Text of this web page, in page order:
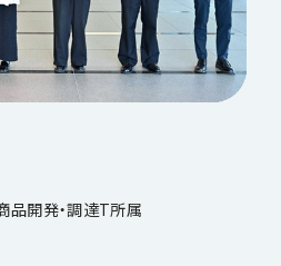
品開発・調達T所属